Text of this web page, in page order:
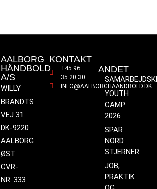
AALBORG
HÅNDBOLD
A/S
WILLY
BRANDTS
VEJ 31
DK-9220
AALBORG
ØST
CVR-
NR. 333
KONTAKT
+45 96
35 20 30
INFO@AALBORGHAANDBOLD.DK
ANDET
YOUTH
CAMP
2026
SPAR
NORD
STJERNER
JOB,
PRAKTIK